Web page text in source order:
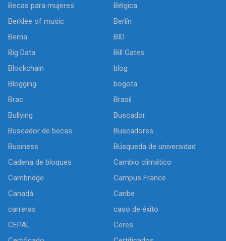
Becas para mujeres
Bélgica
Berklee of music
Berlín
Berna
BID
Big Data
Bill Gates
Blockchain
blog
Blogging
bogota
Brac
Brasil
Bullying
Buscador
Buscador de becas
Buscadores
Business
Búsqueda de universidad
Cadena de bloques
Cambio climático
Cambridge
Campus France
Canadá
Caribe
carreras
caso de éxito
CEPAL
Ceres